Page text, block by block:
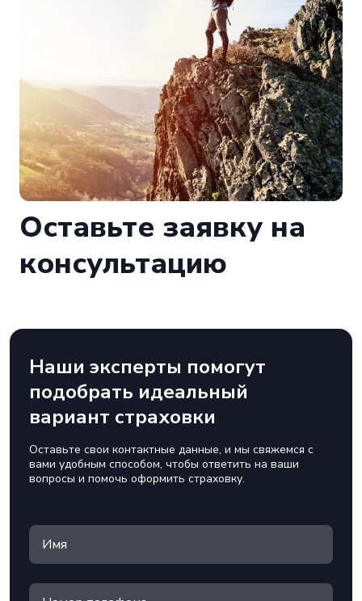
Оставьте заявку на
консультацию
Наши эксперты помогут
подобрать идеальный
вариант страховки
Оставьте свои контактные данные, и мы свяжемся с
вами удобным способом, чтобы ответить на ваши
вопросы и помочь оформить страховку.